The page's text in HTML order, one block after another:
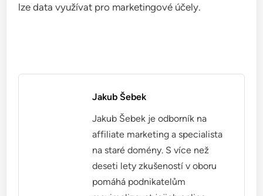
lze data využívat pro marketingové účely.
Jakub Šebek
Jakub Šebek je odborník na
affiliate marketing a specialista
na staré domény. S více než
deseti lety zkušeností v oboru
pomáhá podnikatelům